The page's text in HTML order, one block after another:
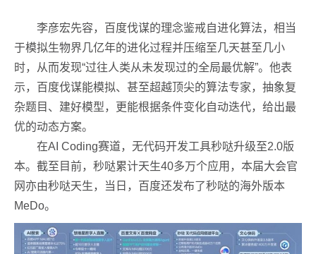
李彦宏先容，百度伐谋的理念鉴戒自进化算法，相当
于模拟生物界几亿年的进化过程并压缩至几天甚至几小
时，从而发现“过往人类从未发现过的全局最优解”。他表
示，百度伐谋能模拟、甚至超越顶尖的算法专家，抽象复
杂题目、建好模型，更能根据条件变化自动迭代，给出最
优的动态方案。
在AI Coding赛道，无代码开发工具秒哒升级至2.0版
本。截至目前，秒哒累计天生40多万个应用，本届大会官
网亦由秒哒天生，当日，百度还发布了秒哒的海外版本
MeDo。